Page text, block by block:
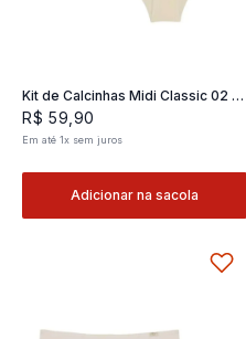
Kit de Calcinhas Midi Classic 02 -
2 und
R$ 59 90
Em até1x sem juros
Adicionar na sacola